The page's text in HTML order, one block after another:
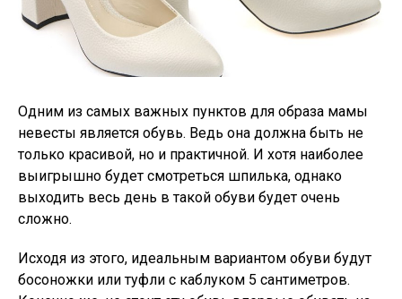
Одним из самых важных пунктов для образа мамы
невесты является обувь. Ведь она должна быть не
только красивой, но и практичной. И хотя наиболее
выигрышно будет смотреться шпилька, однако
выходить весь день в такой обуви будет очень
сложно.
Исходя из этого, идеальным вариантом обуви будут
босоножки или туфли с каблуком 5 сантиметров.